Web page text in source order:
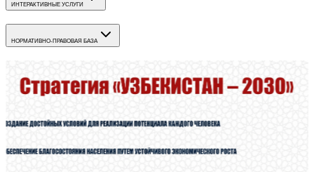
ИНТЕРАКТИВНЫЕ УСЛУГИ
НОРМАТИВНО-ПРАВОВАЯ БАЗА